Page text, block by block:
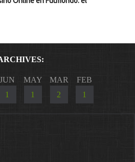
JUN
1
MAY
1
MAR
2
FEB
1